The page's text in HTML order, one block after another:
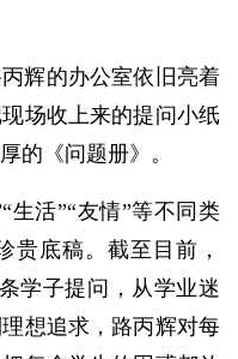
辉的办公室依旧亮着
场收上来的提问小纸
的《问题册》。
生活”“友情”等不同类
贵底稿。截至目前，
学子提问，从学业迷
想追求，路丙辉对每